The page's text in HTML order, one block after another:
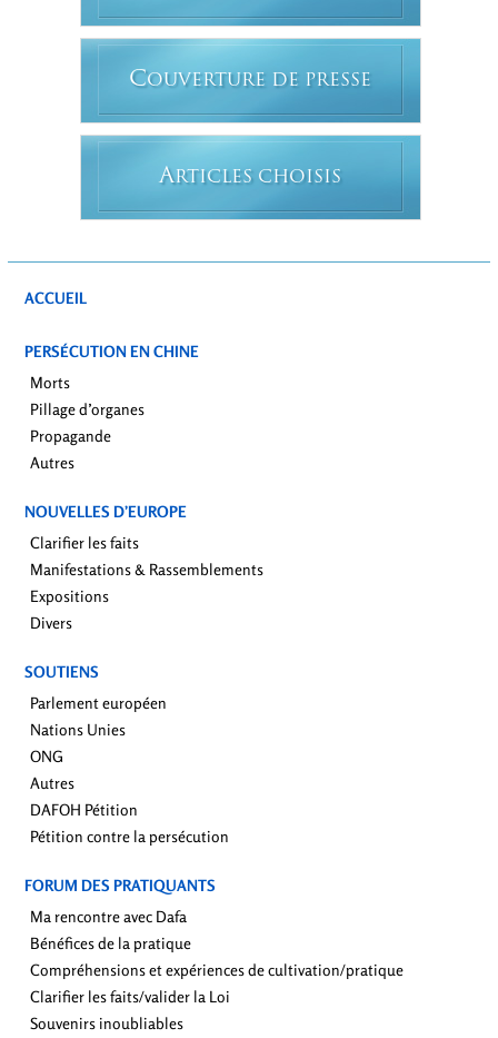
COUVERTURE DE PRESSE
ARTICLES CHOISIS
ACCUEIL
PERSÉCUTION EN CHINE
Morts
Pillage d’organes
Propagande
Autres
NOUVELLES D’EUROPE
Clarifier les faits
Manifestations & Rassemblements
Expositions
Divers
SOUTIENS
Parlement européen
Nations Unies
ONG
Autres
DAFOH Pétition
Pétition contre la persécution
FORUM DES PRATIQUANTS
Ma rencontre avec Dafa
Bénéfices de la pratique
Compréhensions et expériences de cultivation/pratique
Clarifier les faits/valider la Loi
Souvenirs inoubliables